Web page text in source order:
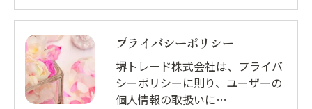
プライバシーポリシー
堺トレード株式会社は、プライバ
シーポリシーに則り、ユーザーの
個人情報の取扱いに…